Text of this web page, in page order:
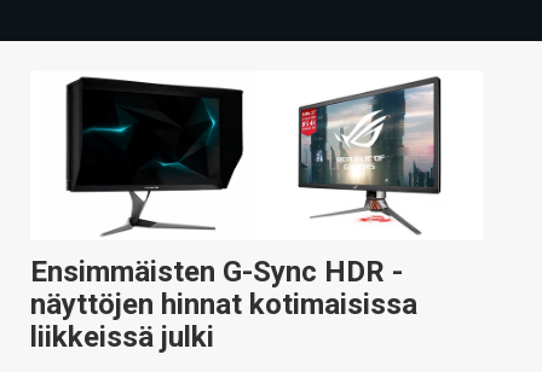
TECHBBS
KAUPPA
Ensimmäisten G-Sync HDR -
näyttöjen hinnat kotimaisissa
liikkeissä julki